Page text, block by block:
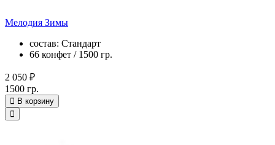
Мелодия Зимы
состав: Стандарт
66 конфет / 1500 гр.
2 050 ₽
1500 гр.
В корзину